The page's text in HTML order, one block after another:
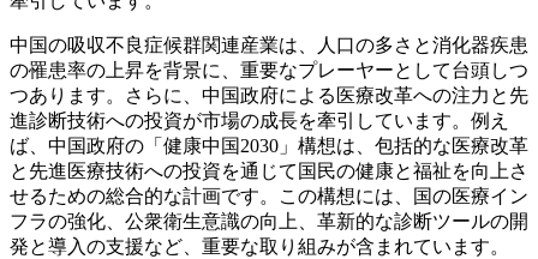
中国の吸収不良症候群関連産業は、人口の多さと消化器疾患
の罹患率の上昇を背景に、重要なプレーヤーとして台頭しつ
つあります。さらに、中国政府による医療改革への注力と先
進診断技術への投資が市場の成長を牽引しています。例え
ば、中国政府の「健康中国2030」構想は、包括的な医療改革
と先進医療技術への投資を通じて国民の健康と福祉を向上さ
せるための総合的な計画です。この構想には、国の医療イン
フラの強化、公衆衛生意識の向上、革新的な診断ツールの開
発と導入の支援など、重要な取り組みが含まれています。